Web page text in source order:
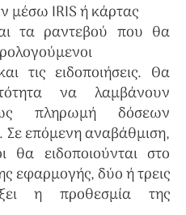
μέσω IRIS ή κάρτας
τα ραντεβού που θα
τις ειδοποιήσεις. Θα
να λαμβάνουν
πληρωμή δόσεων
επόμενη αναβάθμιση,
θα ειδοποιούνται στο
εφαρμογής, δύο ή τρεις
η προθεσμία της